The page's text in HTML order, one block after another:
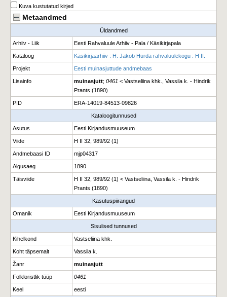
Kuva kustutatud kirjed
Metaandmed
Üldandmed
Arhiiv - Liik Eesti Rahvaluule Arhiiv - Pala / Käsikirjapala
Kataloog Käsikirjaarhiiv : H. Jakob Hurda rahvaluulekogu : H II.
Projekt Eesti muinasjuttude andmebaas
Lisainfo muinasjutt; 0461 < Vastseliina khk., Vassila k. - Hindrik
Prants (1890)
PID ERA-14019-84513-09826
Kataloogitunnused
Asutus Eesti Kirjandusmuuseum
Viide H II 32, 989/92 (1)
Andmebaasi ID mjp04317
Algusaeg 1890
Täisviide
H II 32, 989/92 (1) < Vastseliina, Vassila k. - Hindrik
Prants (1890)
Kasutuspiirangud
Omanik Eesti Kirjandusmuuseum
Sisulised tunnused
Kihelkond Vastseliina khk.
Koht täpsemalt Vassila k.
Žanr muinasjutt
Folkloristlik tüüp 0461
Keel eesti